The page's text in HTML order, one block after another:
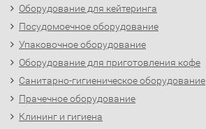
Оборудование для кейтеринга
Посудомоечное оборудование
Упаковочное оборудование
Оборудование для приготовления кофе
Санитарно-гигиеническое оборудование
Прачечное оборудование
Клининг и гигиена